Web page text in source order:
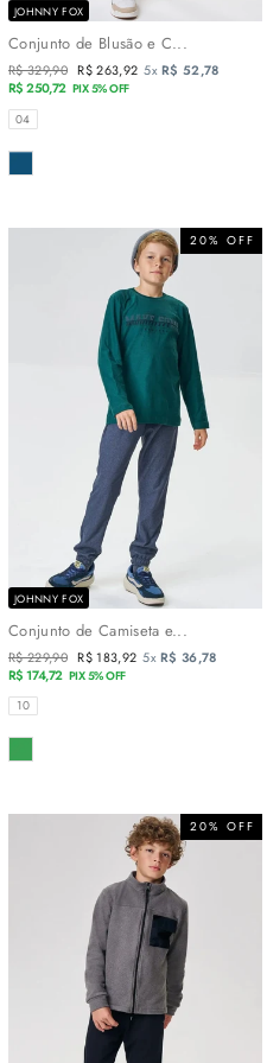
JOHNNY FOX
Conjunto de Blusão e C...
Preço
normal
R$ 329,90 Preço
promocional
R$ 263,92 5xR$ 52,78
R$ 250,72 PIX 5% OFF
TAMANHOS
04
COR
20% OFF
JOHNNY FOX
Conjunto de Camiseta e...
Preço
normal
R$ 229,90 Preço
promocional
R$ 183,92 5xR$ 36,78
R$ 174,72 PIX 5% OFF
TAMANHOS
10
COR
20% OFF